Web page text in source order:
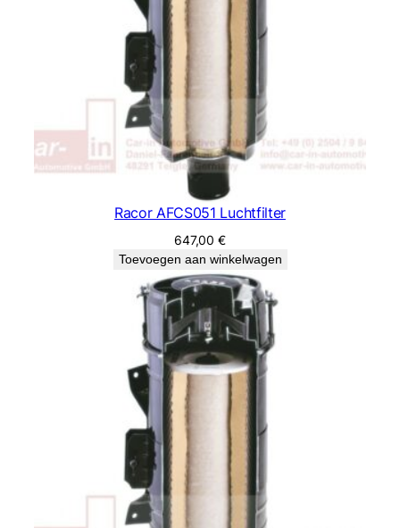
Racor AFCS051 Luchtfilter
647,00€
Toevoegen aan winkelwagen